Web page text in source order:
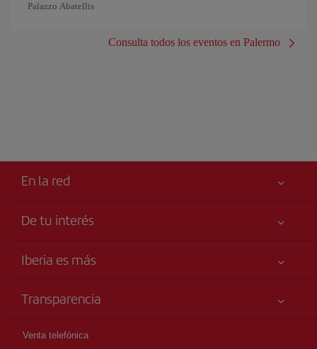
Palazzo Abatellis
Consulta todos los eventos en Palermo
En la red
De tu interés
Accesibilidad
Mapa del sitio
Iberia es más
Grupo Iberia
Accionistas e Inversores
Transparencia
Venta telefónica